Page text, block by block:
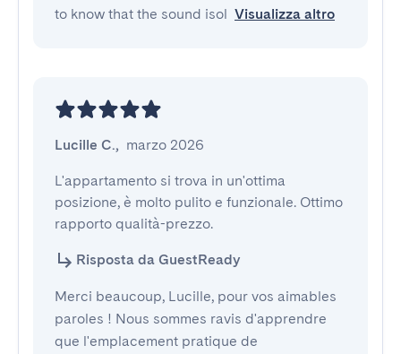
to know that the sound isol Visualizza altro
Lucille C., marzo 2026
L'appartamento si trova in un'ottima
posizione, è molto pulito e funzionale. Ottimo
rapporto qualità-prezzo.
Risposta da GuestReady
Merci beaucoup, Lucille, pour vos aimables
paroles ! Nous sommes ravis d'apprendre
que l'emplacement pratique de